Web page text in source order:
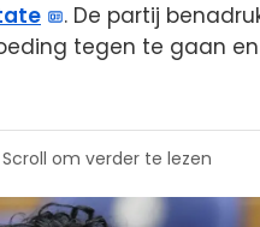
. De partij
tegen te gaan
Scroll om verder te lezen